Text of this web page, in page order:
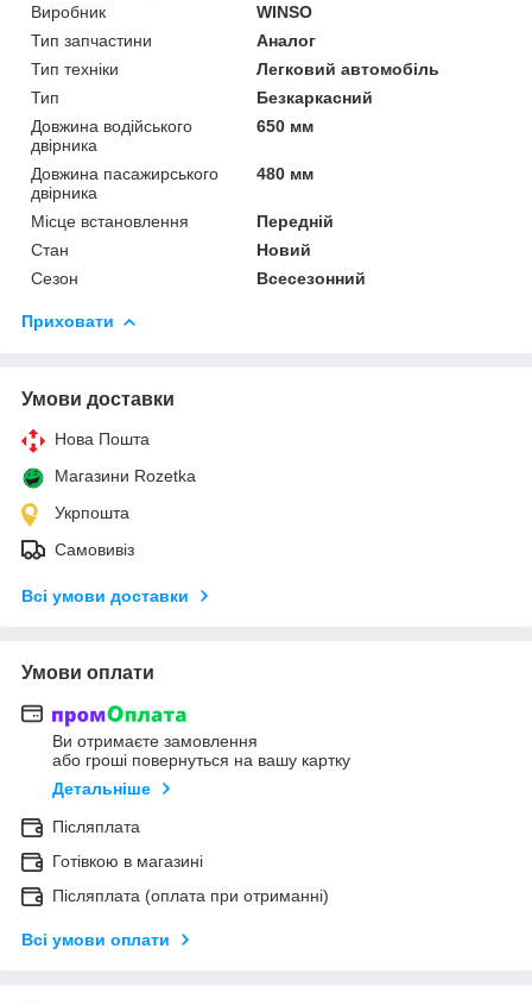
Виробник
WINSO
Тип запчастини
Аналог
Тип техніки
Легковий автомобіль
Тип
Безкаркасний
Довжина водійського
двірника
650 мм
Довжина пасажирського
двірника
480 мм
Місце встановлення
Передній
Стан
Новий
Сезон
Всесезонний
Приховати
Умови доставки
Нова Пошта
Магазини Rozetka
Укрпошта
Самовивіз
Всі умови доставки
Умови оплати
Ви отримаєте замовлення
або гроші повернуться на вашу картку
Детальніше
Післяплата
Готівкою в магазині
Післяплата (оплата при отриманні)
Всі умови оплати